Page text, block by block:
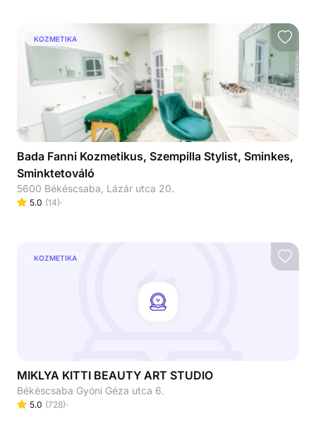
KOZMETIKA
Bada Fanni Kozmetikus, Szempilla Stylist, Sminkes,
Sminktetováló
5600 Békéscsaba, Lázár utca 20.
5.0 (14)
KOZMETIKA
MIKLYA KITTI BEAUTY ART STUDIO
Békéscsaba Gyóni Géza utca 6.
5.0 (728)